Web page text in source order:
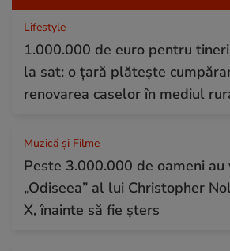
Lifestyle
1.000.000 de euro pentru
la sat: o țară plătește
renovarea caselor în mediul
Muzică și Filme
Peste 3.000.000 de oameni
„Odiseea” al lui Christopher
X, înainte să fie șters